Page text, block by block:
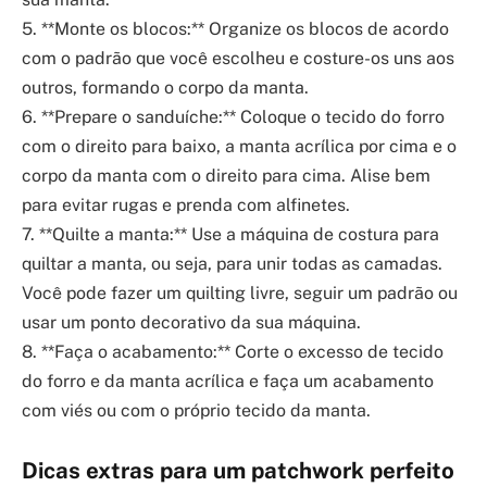
5. **Monte os blocos:** Organize os blocos de acordo
com o padrão que você escolheu e costure-os uns aos
outros, formando o corpo da manta.
6. **Prepare o sanduíche:** Coloque o tecido do forro
com o direito para baixo, a manta acrílica por cima e o
corpo da manta com o direito para cima. Alise bem
para evitar rugas e prenda com alfinetes.
7. **Quilte a manta:** Use a máquina de costura para
quiltar a manta, ou seja, para unir todas as camadas.
Você pode fazer um quilting livre, seguir um padrão ou
usar um ponto decorativo da sua máquina.
8. **Faça o acabamento:** Corte o excesso de tecido
do forro e da manta acrílica e faça um acabamento
com viés ou com o próprio tecido da manta.
Dicas extras para um patchwork perfeito